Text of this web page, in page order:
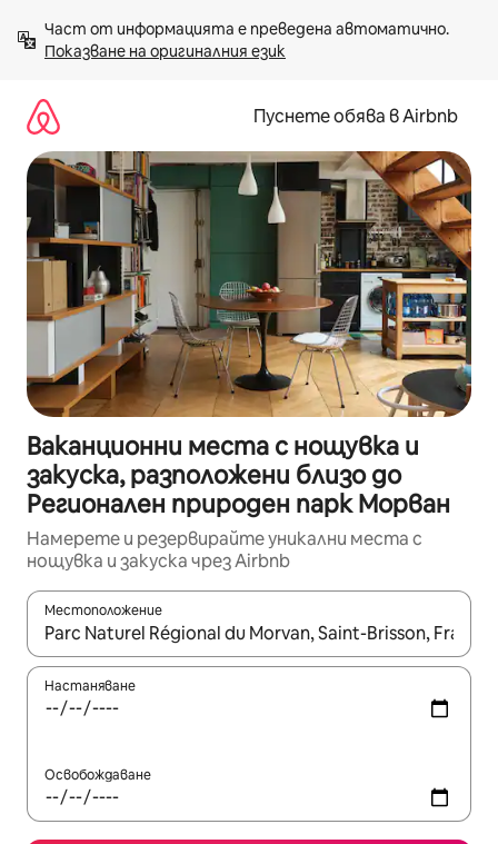
към
съдържанието
Показване на оригиналния език
Пуснете обява в Airbnb
Ваканционни места с нощувка и
закуска, разположени близо до
Регионален природен парк Морван
Намерете и резервирайте уникални места с
нощувка и закуска чрез Airbnb
Местоположение
Когато резултатите се покажат, използвайте
Настаняване
Освобождаване